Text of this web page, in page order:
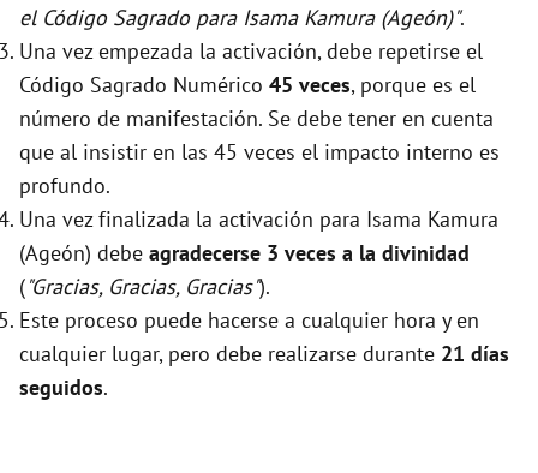
el Código Sagrado para Isama Kamura (Ageón)".
Una vez empezada la activación, debe repetirse el
Código Sagrado Numérico 45 veces, porque es el
número de manifestación. Se debe tener en cuenta
que al insistir en las 45 veces el impacto interno es
profundo.
Una vez finalizada la activación para Isama Kamura
(Ageón) debe agradecerse 3 veces a la divinidad
("Gracias, Gracias, Gracias").
Este proceso puede hacerse a cualquier hora y en
cualquier lugar, pero debe realizarse durante 21 días
seguidos.